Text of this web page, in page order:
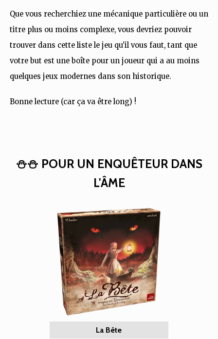
Que vous recherchiez une mécanique particulière ou un
titre plus ou moins complexe, vous devriez pouvoir
trouver dans cette liste le jeu qu'il vous faut, tant que
votre but est une boîte pour un joueur qui a au moins
quelques jeux modernes dans son historique.
Bonne lecture (car ça va être long) !
⛄⛄ POUR UN ENQUÊTEUR DANS
L'ÂME
La Bête